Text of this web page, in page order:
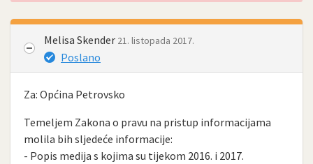
Melisa Skender 21. listopada 2017.
Poslano
Za: Općina Petrovsko
Temeljem Zakona o pravu na pristup informacijama
molila bih sljedeće informacije:
- Popis medija s kojima su tijekom 2016. i 2017.